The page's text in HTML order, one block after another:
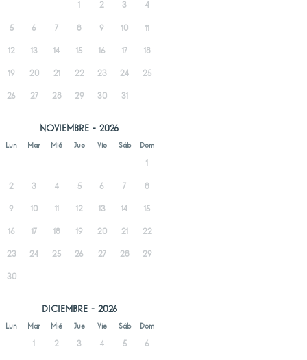
1 2 3 4
5 6 7 8 9 10 11
12 13 14 15 16 17 18
19 20 21 22 23 24 25
26 27 28 29 30 31
NOVIEMBRE - 2026
Lun Mar Mié Jue Vie Sáb Dom
1
2 3 4 5 6 7 8
9 10 11 12 13 14 15
16 17 18 19 20 21 22
23 24 25 26 27 28 29
30
DICIEMBRE - 2026
Lun Mar Mié Jue Vie Sáb Dom
1 2 3 4 5 6